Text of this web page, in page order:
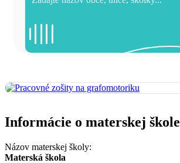
Informácie o materskej škole
Názov materskej školy:
Materská škola